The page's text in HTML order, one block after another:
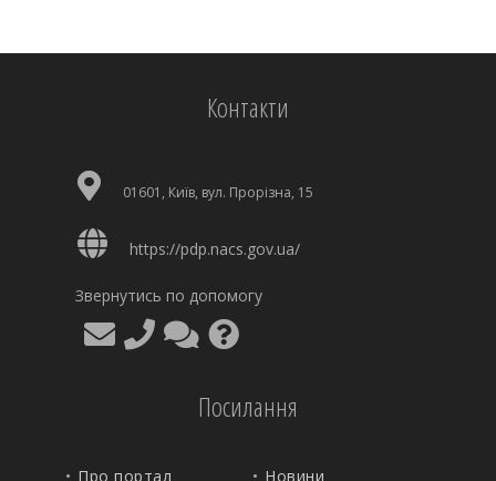
Контакти
01601, Київ, вул. Прорізна, 15
https://pdp.nacs.gov.ua/
Звернутись по допомогу
Посилання
Про портал Новини